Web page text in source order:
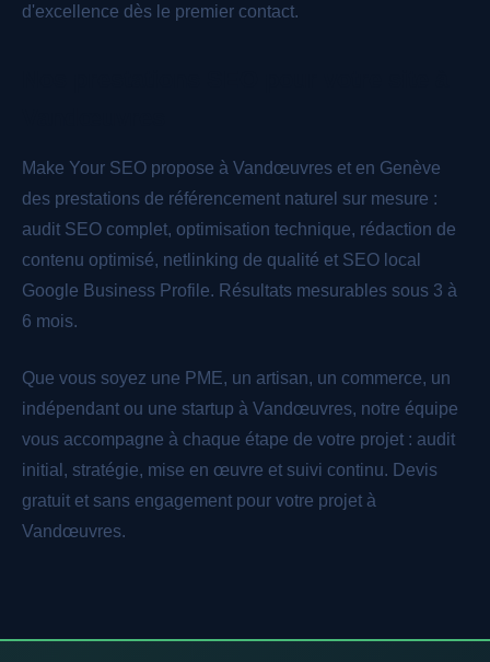
d'excellence dès le premier contact.
Make Your SEO propose à Vandœuvres et en Genève
des prestations de référencement naturel sur mesure :
audit SEO complet, optimisation technique, rédaction de
contenu optimisé, netlinking de qualité et SEO local
Google Business Profile. Résultats mesurables sous 3 à
6 mois.
Que vous soyez une PME, un artisan, un commerce, un
indépendant ou une startup à Vandœuvres, notre équipe
vous accompagne à chaque étape de votre projet : audit
initial, stratégie, mise en œuvre et suivi continu. Devis
gratuit et sans engagement pour votre projet à
Vandœuvres.